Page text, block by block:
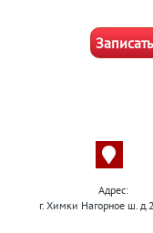
Адрес:
г. Химки Нагорное ш.